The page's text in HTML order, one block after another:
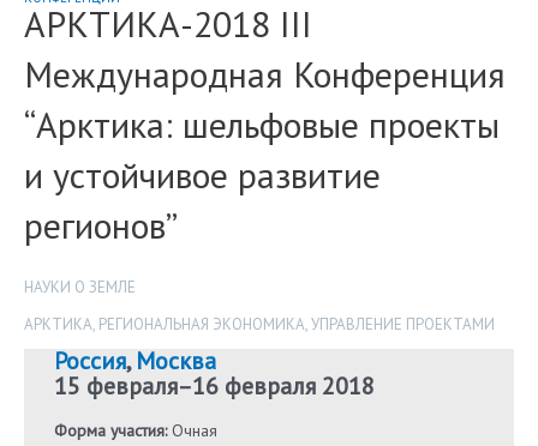
АРКТИКА-2018 III
Международная Конференция
“Арктика: шельфовые проекты
и устойчивое развитие
регионов”
НАУКИ О ЗЕМЛЕ
АРКТИКА, РЕГИОНАЛЬНАЯ ЭКОНОМИКА,УПРАВЛЕНИЕ ПРОЕКТАМИ
Россия,Москва
15 февраля–16 февраля 2018
Форма участия:Очная